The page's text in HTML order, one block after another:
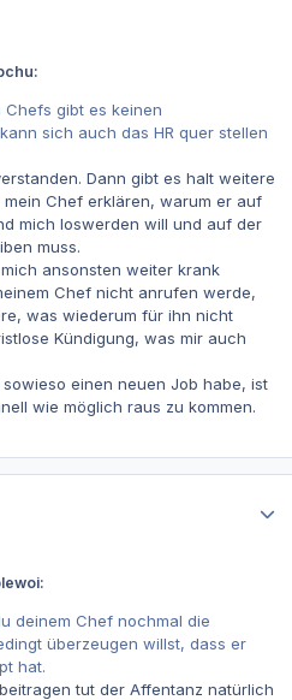
gibt es keinen
sich auch das HR quer stellen
Dann gibt es halt weitere
Chef erklären, warum er auf
mich loswerden will und auf der
muss.
ansonsten weiter krank
Chef nicht anrufen werde,
was wiederum für ihn nicht
Kündigung, was mir auch
einen neuen Job habe, ist
wie möglich raus zu kommen.
deinem Chef nochmal die
überzeugen willst, dass er
hat.
tut der Affentanz natürlich